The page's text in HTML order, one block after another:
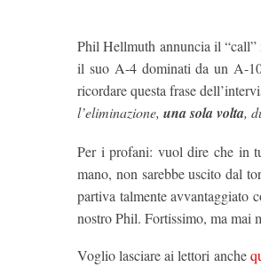
Phil Hellmuth annuncia il “call”
il suo A-4 dominati da un A-
ricordare questa frase
l’eliminazione, una sola volta,
Per i profani: vuol dire che in
mano, non sarebbe uscito dal
partiva talmente avvantaggiato
nostro Phil. Fortissimo, ma mai
Voglio lasciare ai lettori anche